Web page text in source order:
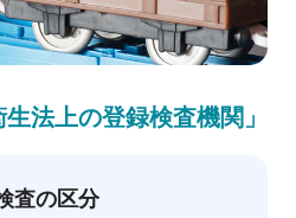
法上の登録検査機関」
査の区分